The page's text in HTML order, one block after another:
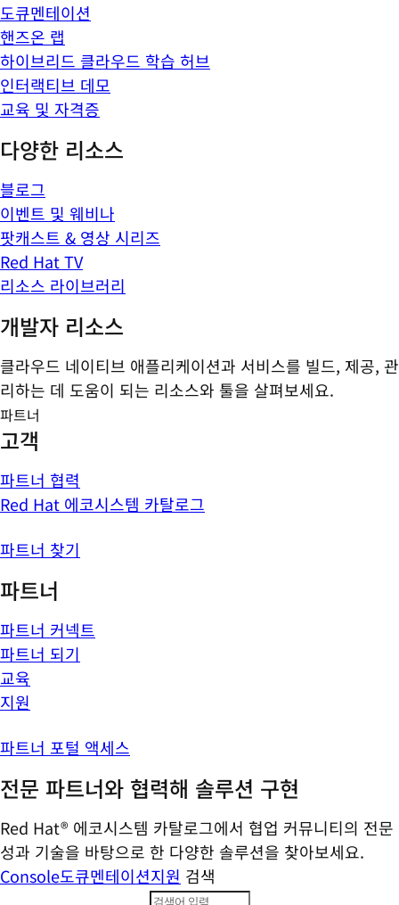
도큐멘테이션
핸즈온 랩
하이브리드 클라우드 학습 허브
인터랙티브 데모
교육 및 자격증
다양한 리소스
블로그
이벤트 및 웨비나
팟캐스트 & 영상 시리즈
Red Hat TV
리소스 라이브러리
개발자 리소스
클라우드 네이티브 애플리케이션과 서비스를 빌드, 제공, 관
리하는 데 도움이 되는 리소스와 툴을 살펴보세요.
파트너
고객
파트너 협력
Red Hat 에코시스템 카탈로그
파트너 찾기
파트너
파트너 커넥트
파트너 되기
교육
지원
파트너 포털 액세스
전문 파트너와 협력해 솔루션 구현
Red Hat® 에코시스템 카탈로그에서 협업 커뮤니티의 전문
성과 기술을 바탕으로 한 다양한 솔루션을 찾아보세요.
Console도큐멘테이션지원 검색